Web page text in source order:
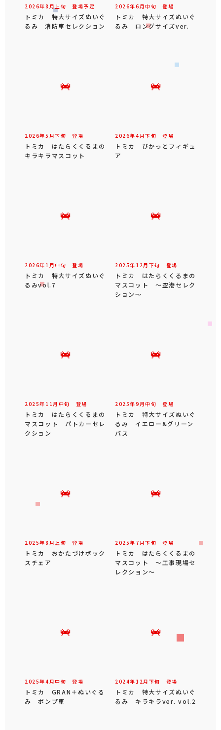
2026年8 月 上旬 登場予定
トミカ 特大サイズぬいぐ
るみ 消防車セレクション
2026年6 月中旬 登場
トミカ 特大サイズぬいぐ
るみ ロングサイズver.
2026年5 月下旬 登場
トミカ はたらくくるまの
キラキラマスコット
2026年4 月下旬 登場
トミカ ぴかっとフィギュ
ア
2026年 1 月中旬 登場
トミカ 特大サイズぬいぐ
るみvol.7
2025年 12 月 下旬 登場
トミカ はたらくくるまの
マスコット ～空港セレク
ション～
2025年 11 月 中旬 登場
トミカ はたらくくるまの
マスコット パトカーセレ
クション
2025年9 月中旬 登場
トミカ 特大サイズぬいぐ
るみ イエロー&グリーン
バス
2025年8 月 上旬 登場
トミカ おかたづけボック
スチェア
2025年 7 月下旬 登場
トミカ はたらくくるまの
マスコット ～工事現場セ
レクション～
2025年4 月中旬 登場
トミカ GRAN＋ぬいぐる
み ポンプ車
2024年 12 月 下旬 登場
トミカ 特大サイズぬいぐ
るみ キラキラver. vol.2